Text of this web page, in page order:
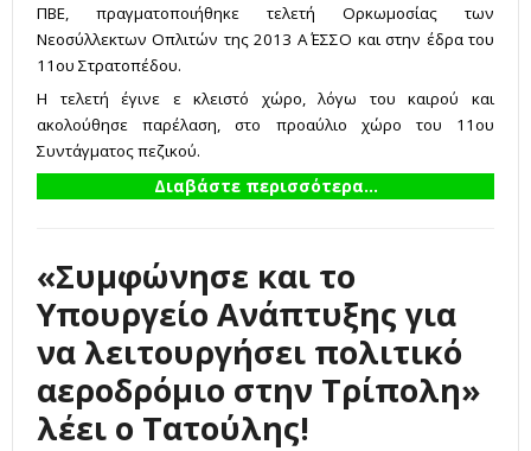
ΠΒΕ, πραγματοποιήθηκε τελετή Ορκωμοσίας των
Νεοσύλλεκτων Οπλιτών της 2013 Α΄ ΕΣΣΟ και στην έδρα του
11ου Στρατοπέδου.
Η τελετή έγινε ε κλειστό χώρο, λόγω του καιρού και
ακολούθησε παρέλαση, στο προαύλιο χώρο του 11ου
Συντάγματος πεζικού.
Διαβάστε περισσότερα...
«Συμφώνησε και το
Υπουργείο Ανάπτυξης για
να λειτουργήσει πολιτικό
αεροδρόμιο στην Τρίπολη»
λέει ο Τατούλης!